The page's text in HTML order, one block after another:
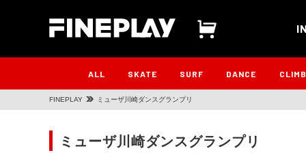
ALL SKATE SURF DANCE CLIMB
FINEPLAY ミューザ川崎ダンスグランプリ
ミューザ川崎ダンスグランプリ